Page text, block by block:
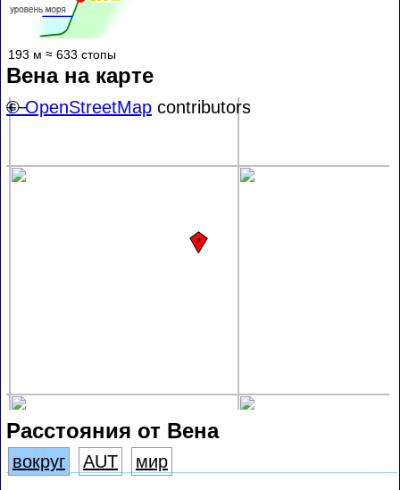
193 м ≈ 633 стопы
Вена на карте
+−
©OpenStreetMap contributors
Расстояния от Вена
вокруг AUT
мир